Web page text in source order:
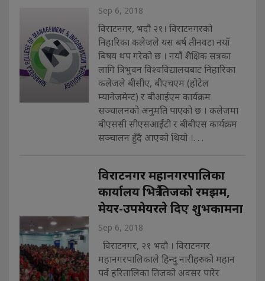
Sep 6, 2018
विराटनगर, भदौ २१। विराटनगरको
निहारिका कलेजले यस बर्ष तीनवटा नयाँ
बिषय थप गरेको छ । नयाँ शैक्षिक सत्रका
लागि त्रिभुवन विश्वविद्यालयबाट निहारिका
कलेजले बीसीए, बीएचएम (होटेल
म्यानेजमेन्ट) र बीआईएम कार्यक्रम
सञ्चालनको अनुमति पाएको छ । कलेजमा
बीएससी सीएसआईटी र बीबीएस कार्यक्रम
सञ्चालन हुँदै आएको थियो ।. . .
विराटनगर महानगरपालिका
कार्यालय भित्रै तिजको रमझम,
मेयर-उपमेयरले दिए शुभकामना
Sep 6, 2018
विराटनगर, २१ भदौ । विराटनगर
महानगरपालिकाले हिन्दु नारीहरुको महान
पर्व हरितालिका तिजको अवसर पारेर